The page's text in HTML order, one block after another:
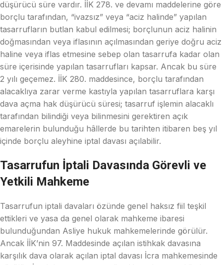
düşürücü süre vardır. İİK 278. ve devamı maddelerine göre
borçlu tarafından, “ivazsız” veya “aciz halinde” yapılan
tasarrufların butlan kabul edilmesi; borçlunun aciz halinin
doğmasından veya iflasının açılmasından geriye doğru aciz
haline veya iflas etmesine sebep olan tasarrufa kadar olan
süre içerisinde yapılan tasarrufları kapsar. Ancak bu süre
2 yılı geçemez. İİK 280. maddesince, borçlu tarafından
alacaklıya zarar verme kastıyla yapılan tasarruflara karşı
dava açma hak düşürücü süresi; tasarruf işlemin alacaklı
tarafından bilindiği veya bilinmesini gerektiren açık
emarelerin bulunduğu hâllerde bu tarihten itibaren beş yıl
içinde borçlu aleyhine iptal davası açılabilir.
Tasarrufun İptali Davasında Görevli ve
Yetkili Mahkeme
Tasarrufun iptali davaları özünde genel haksız fiil teşkil
ettikleri ve yasa da genel olarak mahkeme ibaresi
bulunduğundan Asliye hukuk mahkemelerinde görülür.
Ancak İİK’nin 97. Maddesinde açılan istihkak davasına
karşılık dava olarak açılan iptal davası İcra mahkemesinde